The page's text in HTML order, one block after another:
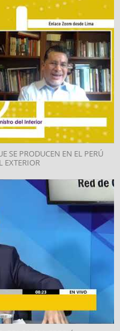
SE PRODUCEN EN EL PERÚ
EXTERIOR